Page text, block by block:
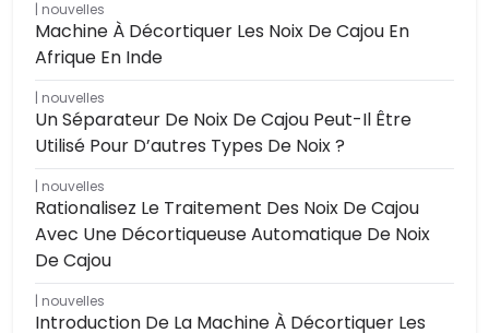
nouvelles
Machine À Décortiquer Les Noix De Cajou En
Afrique En Inde
nouvelles
Un Séparateur De Noix De Cajou Peut-Il Être
Utilisé Pour D’autres Types De Noix ?
nouvelles
Rationalisez Le Traitement Des Noix De Cajou
Avec Une Décortiqueuse Automatique De Noix
De Cajou
nouvelles
Introduction De La Machine À Décortiquer Les